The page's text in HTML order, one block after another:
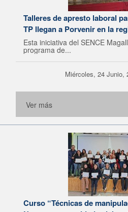
Talleres de apresto laboral
TP llegan a Porvenir en la
Esta iniciativa del SENCE
programa de...
Miércoles, 24 Junio,
Ver más
Curso “Técnicas de